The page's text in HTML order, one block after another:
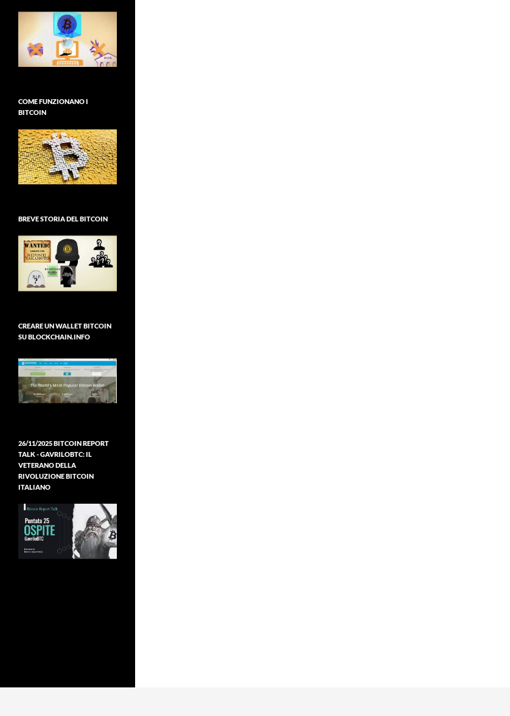
COME FUNZIONANO I
BITCOIN
BREVE STORIA DEL BITCOIN
CREARE UN WALLET BITCOIN
SU BLOCKCHAIN.INFO
26/11/2025 BITCOIN REPORT
TALK - GAVRILOBTC: IL
VETERANO DELLA
RIVOLUZIONE BITCOIN
ITALIANO